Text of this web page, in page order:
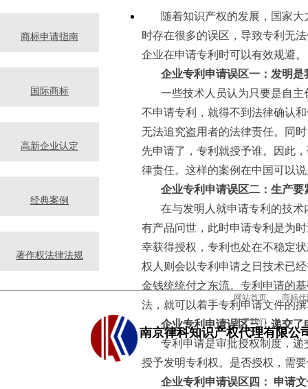
随着知识产权的发展，国家
时存在很多的误区，导致专利无
企业在申请专利时可以有效规避。
企业专利申请误区一：发明
一些技术人员认为只要是自
不申请专利，就得不到法律确认
无法追究盗用者的法律责任。同
先申请了，专利就授予谁。因此
律责任。这样的案例在中国可以
企业专利申请误区二：生产
在与发明人就申请专利的技
有产品问世，此时申请专利是为
幸获得授权，专利也处在不稳定
权人则会以专利申请之日技术已
金钱统统付之东流。专利申请的
法，就可以着手专利申请文件的
企业专利申请误区三：递交
专利申请是审批授权制度，
授予发明专利权。是否授权，需
企业专利申请误区四： 申请
商标申请指南
国际商标
高新企业认定
经典案例
著作权法律法规
网站首页 商标
关于我们
南京律科知识产权代理有限公